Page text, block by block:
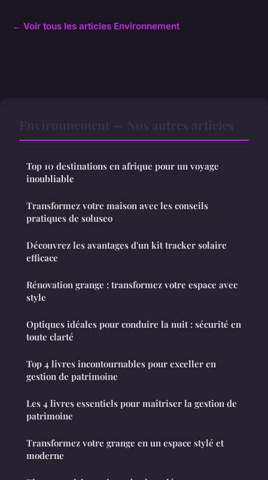
← Voir tous les articles Environnement
Top 10 destinations en afrique pour un voyage
inoubliable
Transformez votre maison avec les conseils
pratiques de soluseo
Découvrez les avantages d'un kit tracker solaire
efficace
Rénovation grange : transformez votre espace avec
style
Optiques idéales pour conduire la nuit : sécurité en
toute clarté
Top 4 livres incontournables pour exceller en
gestion de patrimoine
Les 4 livres essentiels pour maîtriser la gestion de
patrimoine
Transformez votre grange en un espace stylé et
moderne